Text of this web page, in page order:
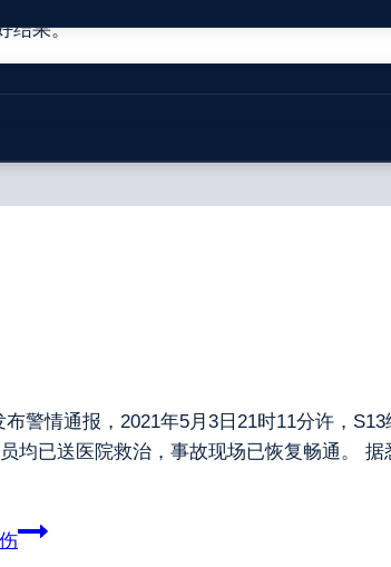
结果。
警情通报，2021年5月3日21时11分许，
均已送医院救治，事故现场已恢复畅通。